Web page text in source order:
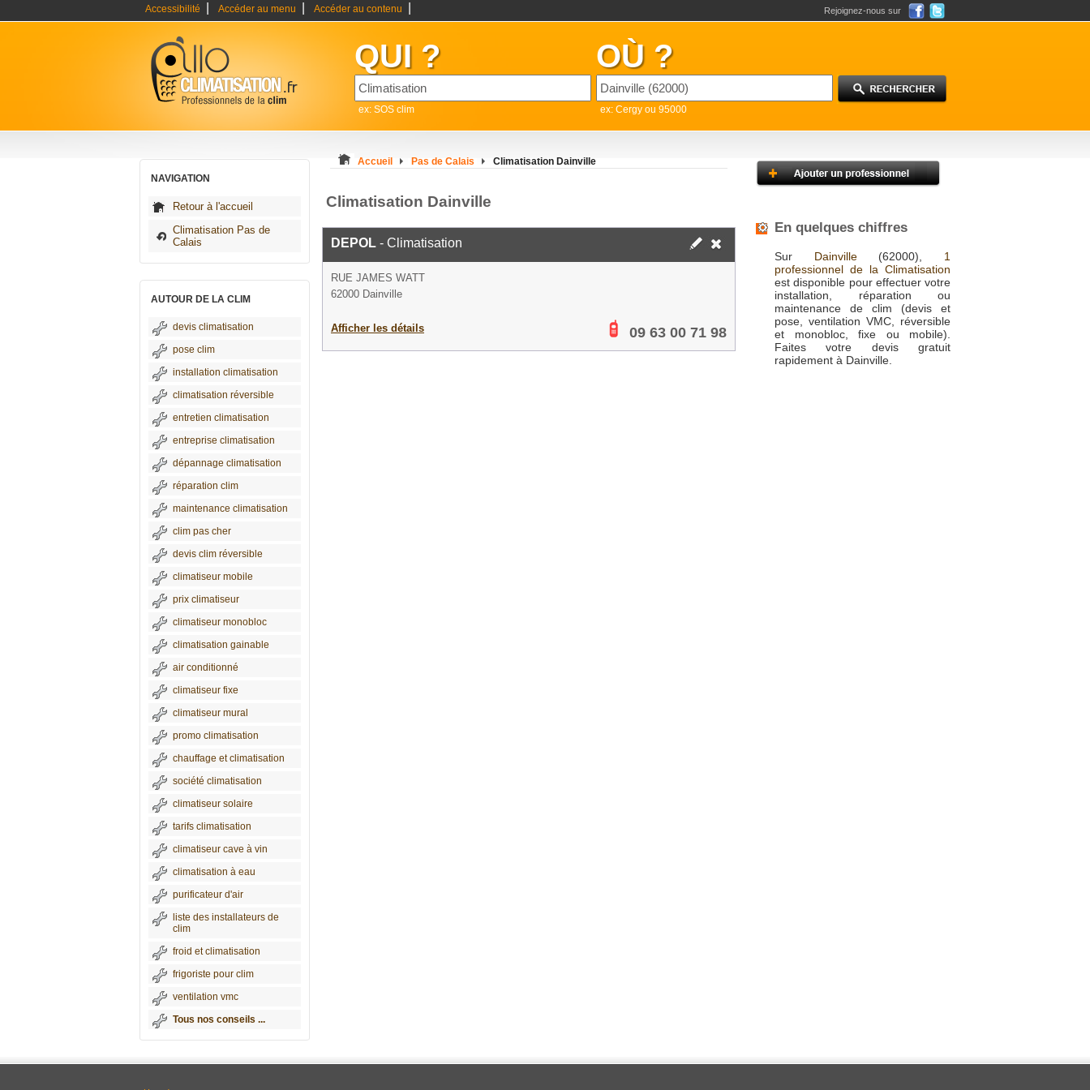
Accessibilité Accéder au menu Accéder au contenu Rejoignez-nous sur
QUI ?
ex: SOS clim
OÙ ?
ex: Cergy ou 95000
NAVIGATION
Retour à l'accueil
Climatisation Pas de
Calais
AUTOUR DE LA CLIM
devis climatisation
pose clim
installation climatisation
climatisation réversible
entretien climatisation
entreprise climatisation
dépannage climatisation
réparation clim
maintenance climatisation
clim pas cher
devis clim réversible
climatiseur mobile
prix climatiseur
climatiseur monobloc
climatisation gainable
air conditionné
climatiseur fixe
climatiseur mural
promo climatisation
chauffage et climatisation
société climatisation
climatiseur solaire
tarifs climatisation
climatiseur cave à vin
climatisation à eau
purificateur d'air
liste des installateurs de
clim
froid et climatisation
frigoriste pour clim
ventilation vmc
Tous nos conseils ...
Accueil Pas de Calais Climatisation Dainville
Climatisation Dainville
DEPOL - Climatisation
RUE JAMES WATT
62000 Dainville
Afficher les détails 09 63 00 71 98
En quelques chiffres
Sur Dainville(62000), 1
professionnel de la Climatisation
est disponible pour effectuer votre
installation, réparation ou
maintenance de clim (devis et
pose, ventilation VMC, réversible
et monobloc, fixe ou mobile).
Faites votre devis gratuit
rapidement à Dainville.